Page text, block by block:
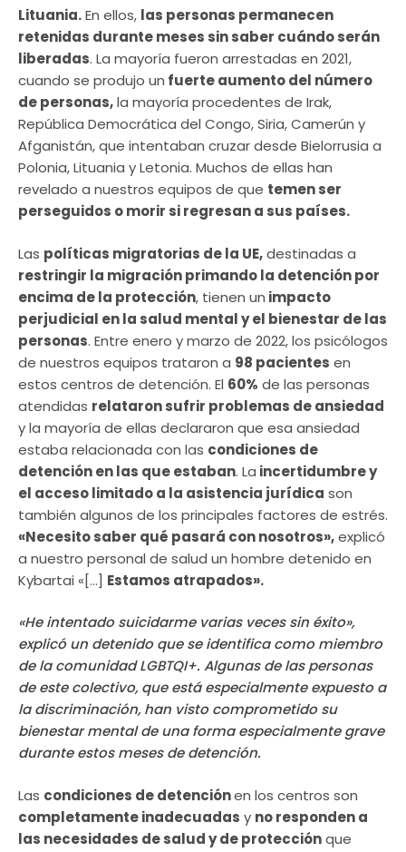
Lituania.En ellos, las personas permanecen
retenidas durante meses sin saber cuándo serán
liberadas. La mayoría fueron arrestadas en 2021,
cuando se produjo un fuerte aumento del número
de personas,la mayoría procedentes de Irak,
República Democrática del Congo, Siria, Camerún y
Afganistán, que intentaban cruzar desde Bielorrusia a
Polonia, Lituania y Letonia. Muchos de ellas han
revelado a nuestros equipos de que temen ser
perseguidos o morir si regresan a sus países.
Las políticas migratorias de la UE,destinadas a
restringir la migración primando la detención por
encima de la protección, tienen un impacto
perjudicial en la salud mental y el bienestar de las
personas. Entre enero y marzo de 2022, los psicólogos
de nuestros equipos trataron a 98 pacientes en
estos centros de detención. El 60% de las personas
atendidas relataron sufrir problemas de ansiedad
y la mayoría de ellas declararon que esa ansiedad
estaba relacionada con las condiciones de
detención en las que estaban. La incertidumbre y
el acceso limitado a la asistencia jurídica son
también algunos de los principales factores de estrés.
«Necesito saber qué pasará con nosotros»,explicó
a nuestro personal de salud un hombre detenido en
Kybartai «[…] Estamos atrapados».
«He intentado suicidarme varias veces sin éxito»,
explicó un detenido que se identifica como miembro
de la comunidad LGBTQI+. Algunas de las personas
de este colectivo, que está especialmente expuesto a
la discriminación, han visto comprometido su
bienestar mental de una forma especialmente grave
durante estos meses de detención.
Las condiciones de detenciónen los centros son
completamente inadecuadas y no responden a
las necesidades de salud y de protecciónque